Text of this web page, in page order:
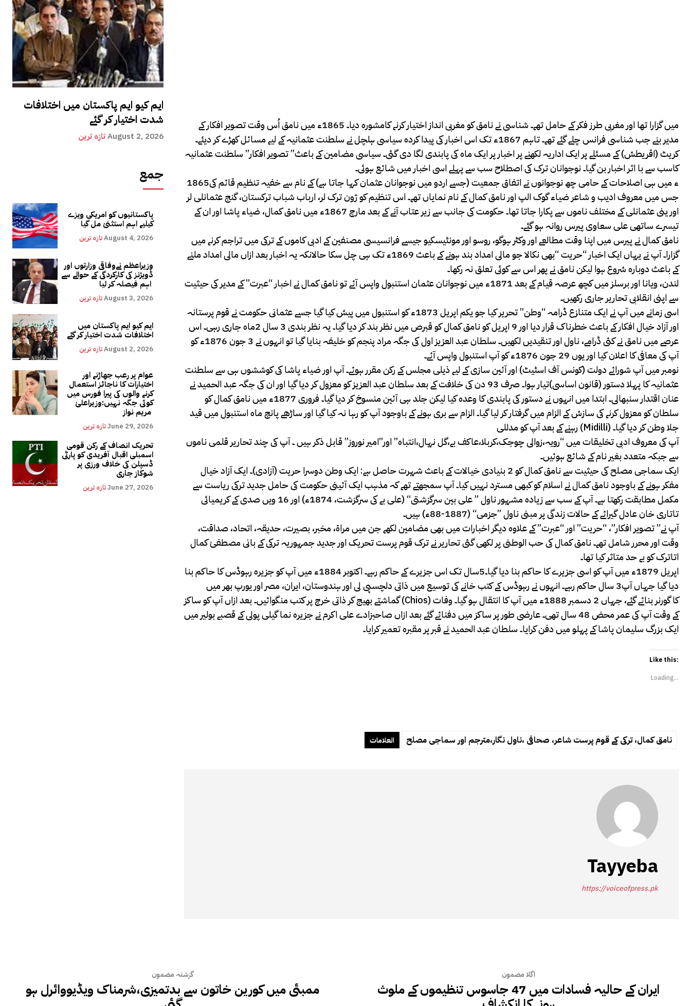
ایم کیو ایم پاکستان میں اختلافات
شدت اختیار کر گئے
تازہ ترینAugust 2, 2026
جمع
پاکستانیوں کو امریکی ویزے
کیلیے اہم استثنیٰ مل گیا
تازہ ترینAugust 4, 2026
وزیراعظم نےوفاقی وزارتوں اور
ڈویژنز کی کارکردگی کے حوالے سے
تازہ ترینAugust 3, 2026
ایم کیو ایم پاکستان میں
اختلافات شدت اختیار کر گئے
تازہ ترینAugust 2, 2026
عوام پر رعب جھاڑنے اور
اختیارات کا ناجائز استعمال
کرنے والوں کی پیرا فورس میں
کوئی جگہ نہیں:وزیراعلیٰ
تازہ ترینJune 29, 2026
تحریک انصاف کے رکن قومی
اسمبلی اقبال آفریدی کو پارٹی
ڈسپلن کی خلاف ورزی پر
شوکاز جاری
تازہ ترینJune 27, 2026
میں گزارا تھا اور مغربی طرز فکر کے حامل تھے۔ شناسی نے نامق کو مغربی انداز اختیار کرنے کامشورہ دیا۔ 1865ء میں نامق اُس وقت تصویر افکار کے
مدیر بنے جب شناسی فرانس چلے گئے تھے۔ تاہم 1867ء تک اس اخبار کی پیدا کردہ سیاسی ہلچل نے سلطنت عثمانیہ کے لیے مسائل کھڑے کر دیئے۔
کریٹ (اقریطش) کے مسئلے پر ایک اداریہ لکھنے پر اخبار پر ایک ماہ کی پابندی لگا دی گئی۔ سیاسی مضامین کے باعث” تصویر افکار” سلطنت عثمانیہ
کاسب سے با اثر اخبار بن گیا۔ نوجوانان ترک کی اصطلاح سب سے پہلے اسی اخبار میں شائع ہوئی۔
1865ء میں ہی اصلاحات کے حامی چھ نوجوانوں نے اتفاق جمعیت (جسے اردو میں نوجوانان عثمان کہا جاتا ہے) کے نام سے خفیہ تنظیم قائم کی
جس میں معروف ادیب و شاعر ضیاء گوک الپ اور نامق کمال کے نام نمایاں تھے۔ اس تنظیم کو ژون ترک لر، ارباب شباب ترکستان، گنج عثمانلی لر
اور ینی عثمانلی کے مختلف ناموں سے پکارا جاتا تھا۔ حکومت کی جانب سے زیر عتاب آنے کے بعد مارچ 1867ء میں نامق کمال، ضیاء پاشا اور ان کے
تیسرے ساتھی علی سعاوی پیرس روانہ ہو گئے۔
نامق کمال نے پیرس میں اپنا وقت مطالعے اور وکٹر ہوگو، روسو اور مونٹیسکیو جیسے فرانسیسی مصنفین کے ادبی کاموں کے ترکی میں تراجم کرنے میں
گزارا۔ آپ نے یہاں ایک اخبار “حریت “بھی نکالا جو مالی امداد بند ہونے کے باعث 1869ء تک ہی چل سکا حالانکہ یہ اخبار بعد ازاں مالی امداد ملنے
کے باعث دوبارہ شروع ہوا لیکن نامق نے پھر اس سے کوئی تعلق نہ رکھا۔
لندن، ویانا اور برسلز میں کچھ عرصہ قیام کے بعد 1871ء میں نوجوانان عثمان استنبول واپس آئے تو نامق کمال نے اخبار “عبرت” کے مدیر کی حیثیت
سے اپنی انقلابی تحاریر جاری رکھیں۔
اسی زمانے میں آپ نے ایک متنازع ڈرامہ “وطن” تحریر کیا جو یکم اپریل 1873ء کو استنبول میں پیش کیا گیا جسے عثمانی حکومت نے قوم پرستانہ
اور آزاد خیال افکار کے باعث خطرناک قرار دیا اور 9 اپریل کو نامق کمال کو قبرص میں نظر بند کر دیا گیا۔ یہ نظر بندی 3 سال 2ماہ جاری رہی۔ اس
عرصے میں نامق نے کئی ڈرامے، ناول اور تنقیدیں لکھیں۔ سلطان عبد العزیز اول کی جگہ مراد پنجم کو خلیفہ بنایا گیا تو انہوں نے 3 جون 1876ء کو
آپ کی معافی کا اعلان کیا اور یوں 29 جون 1876ء کو آپ استنبول واپس آئے۔
نومبر میں آپ شورائے دولت (کونس آف اسٹیٹ) اور آئین سازی کے لیے ذیلی مجلس کے رکن مقرر ہوئے۔ آپ اور ضیاء پاشا کی کوششوں ہی سے سلطنت
عثمانیہ کا پہلا دستور (قانون اساسی)تیار ہوا۔ صرف 93 دن کی خلافت کے بعد سلطان عبد العزیز کو معزول کر دیا گیا اور ان کی جگہ عبد الحمید نے
عنان اقتدار سنبھالی۔ ابتدا میں انہوں نے دستور کی پابندی کا وعدہ کیا لیکن جلد ہی آئین منسوخ کر دیا گیا۔ فروری 1877ء میں نامق کمال کو
سلطان کو معزول کرنے کی سازش کے الزام میں گرفتار کر لیا گیا۔ الزام سے بری ہونے کے باوجود آپ کو رہا نہ کیا گیا اور ساڑھے پانچ ماہ استنبول میں قید
رہنے کے بعد آپ کو مدللی (Midilli) جلا وطن کر دیا گیا۔
آپ کی معروف ادبی تخلیقات میں “رویہ،زوالی چوجک،کربلا،عاکف بے،گل نہال،انتباہ” اور”امیر نوروز” قابل ذکر ہیں ۔ آپ کی چند تحاریر قلمی ناموں
سے جبکہ متعدد بغیر نام کے شائع ہوئیں۔
ایک سماجی مصلح کی حیثیت سے نامق کمال کو 2 بنیادی خیالات کے باعث شہرت حاصل ہے: ایک وطن دوسرا حریت (آزادی)۔ ایک آزاد خیال
مفکر ہونے کے باوجود نامق کمال نے اسلام کو کبھی مسترد نہیں کیا۔ آپ سمجھتے تھے کہ مذہب ایک آئینی حکومت کی حامل جدید ترکی ریاست سے
مکمل مطابقت رکھتا ہے۔ آپ کے سب سے زیادہ مشہور ناول ” علی بین سرگزشتی“ (علی بے کی سرگزشت، 1874ء) اور 16 ویں صدی کے کریمیائی
تاتاری خان عادل گیرائے کے حالات زندگی پر مبنی ناول ”جزمی“ (1887-88ء) ہیں۔
آپ نے” تصویر افکار”، “حریت” اور “عبرت” کے علاوہ دیگر اخبارات میں بھی مضامین لکھے جن میں مراۃ، مخبر، بصیرت، حدیقہ، اتحاد، صداقت،
وقت اور محرر شامل تھے۔ نامق کمال کی حب الوطنی پر لکھی گئی تحاریر نے ترک قوم پرست تحریک اور جدید جمہوریہ ترکی کے بانی مصطفیٰ کمال
اتاترک کو بے حد متاثر کیا تھا۔
اپریل 1879ء میں آپ کو اسی جزیرے کا حاکم بنا دیا گیا۔5سال تک اس جزیرے کے حاکم رہے۔ اکتوبر 1884ء میں آپ کو جزیرہ رہوڈس کا حاکم بنا
دیا گیا جہاں آپ3 سال حاکم رہے۔ انہوں نے رہوڈس کے کتب خانے کی توسیع میں ذاتی دلچسپی لی اور ہندوستان، ایران، مصر اور یورپ بھر میں
گماشتے بھیج کر ذاتی خرچ پر کتب منگوائیں۔ بعد ازاں آپ کو ساکز (Chios) کا گورنر بنائے گئے، جہاں 2 دسمبر 1888ء میں آپ کا انتقال ہو گیا۔ وفات
کے وقت آپ کی عمر محض 48 سال تھی۔ عارضی طور پر ساکز میں دفنائے گئے بعد ازاں صاحبزادے علی اکرم نے جزیرہ نما گیلی پولی کے قصبے بولیر میں
ایک بزرگ سلیمان پاشا کے پہلو میں دفن کرایا۔ سلطان عبد الحمید نے قبر پر مقبرہ تعمیر کرایا۔
Like this:
Loading...
العلامات نامق کمال، ترکی کے قوم پرست شاعر، صحافی ،ناول نگار،مترجم اور سماجی مصلح
Tayyeba
https://voiceofpress.pk
گزشتہ مضمون
ممبئی میں کورین خاتون سے بدتمیزی،شرمناک ویڈیووائرل ہو
اگلا مضمون
ایران کے حالیہ فسادات میں 47 جاسوس تنظیموں کے ملوث